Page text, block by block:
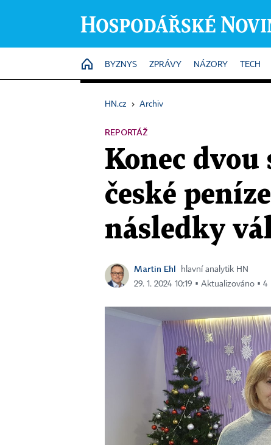
HOME
BYZNYS ZPRÁVY NÁZORY TECH
HN.cz › Archiv
REPORTÁŽ
Konec
české
následky
Martin Ehl
hlavní analytik HN
29. 1. 2024 10:19 ▪ Aktualizováno ▪